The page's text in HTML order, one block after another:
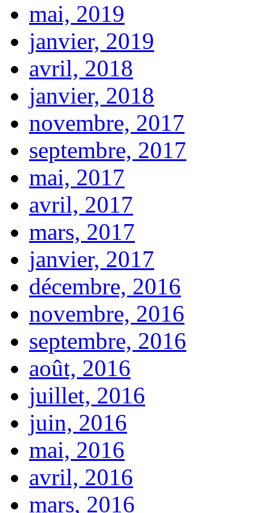
mai, 2019
janvier, 2019
avril, 2018
janvier, 2018
novembre, 2017
septembre, 2017
mai, 2017
avril, 2017
mars, 2017
janvier, 2017
décembre, 2016
novembre, 2016
septembre, 2016
août, 2016
juillet, 2016
juin, 2016
mai, 2016
avril, 2016
mars, 2016